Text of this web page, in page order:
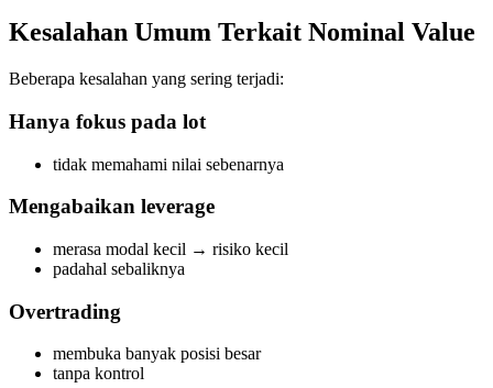
Kesalahan Umum Terkait Nominal Value
Beberapa kesalahan yang sering terjadi:
Hanya fokus pada lot
tidak memahami nilai sebenarnya
Mengabaikan leverage
merasa modal kecil → risiko kecil
padahal sebaliknya
Overtrading
membuka banyak posisi besar
tanpa kontrol